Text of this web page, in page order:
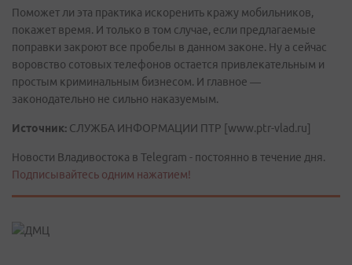
Поможет ли эта практика искоренить кражу мобильников,
покажет время. И только в том случае, если предлагаемые
поправки закроют все пробелы в данном законе. Ну а сейчас
воровство сотовых телефонов остается привлекательным и
простым криминальным бизнесом. И главное —
законодательно не сильно наказуемым.
Источник: СЛУЖБА ИНФОРМАЦИИ ПТР [www.ptr-vlad.ru]
Новости Владивостока в Telegram - постоянно в течение дня.
Подписывайтесь одним нажатием!